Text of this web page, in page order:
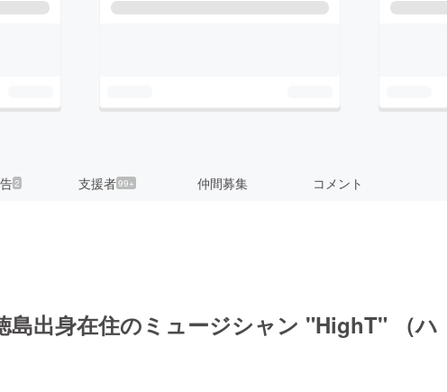
2 支援者99+ 仲間募集 コメント
島出身在住のミュージシャン "HighT" （ハ